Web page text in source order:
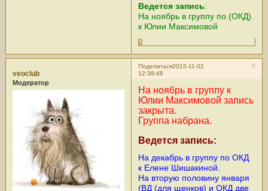
Ведется запись:
На ноябрь в группу по (ОКД).
к Юлии Максимовой
0
Поделиться 5
2015-11-02
12:39:48
veoclub
Модератор
На ноябрь в группу к
Юлии Максимовой запись
закрыта.
Группа набрана.
Ведется запись:
На декабрь в группу по ОКД
к Елене Шишакиной.
На вторую половину января
(ВД (для щенков) и ОКД две